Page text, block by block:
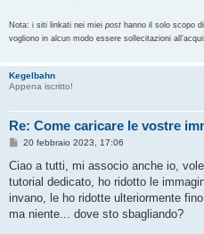
Nota: i siti linkati nei miei post hanno il solo scopo
vogliono in alcun modo essere sollecitazioni
Kegelbahn
Appena iscritto!
Re: Come caricare le vostre
M
s
a
g
i
20 febbraio 2023, 17:06
Ciao a tutti, mi associo anche io,
tutorial dedicato, ho ridotto le
invano, le ho ridotte ulteriormente
ma niente... dove sto sbagliando?